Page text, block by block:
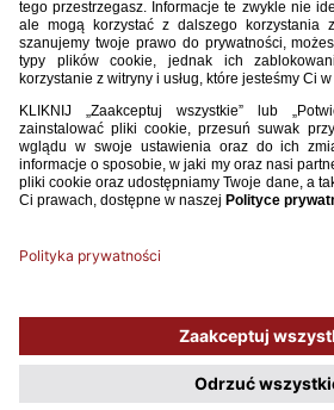
Sędzia 02_2018.pdf
Używamy plików cookies, aby ułatwić Ci
oraz do celów statystycznych. Jeśli nie
się na ich użycie oraz zapisanie w pamięci